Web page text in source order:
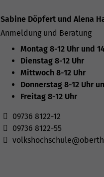
Sabine Döpfert und Alena
Anmeldung und Beratung
Montag 8-12 Uhr und
Dienstag 8-12 Uhr
Mittwoch 8-12 Uhr
Donnerstag 8-12 Uhr
Freitag 8-12 Uhr
09736 8122-12
09736 8122-55